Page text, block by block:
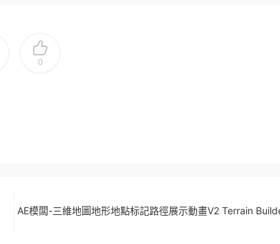
0
AE模闆-三維地圖地形地點标記路徑展示動畫V2 Terrain